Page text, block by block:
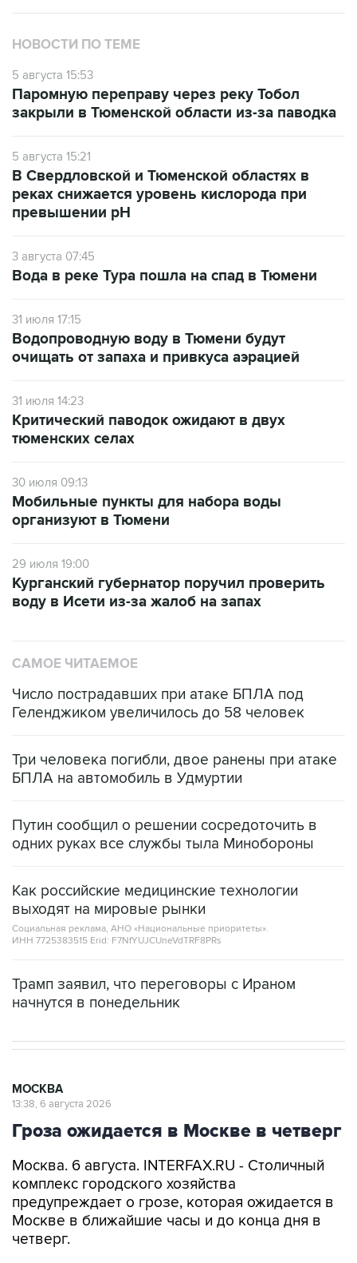
НОВОСТИ ПО ТЕМЕ
5 августа 15:53
Паромную переправу через реку Тобол
закрыли в Тюменской области из-за паводка
5 августа 15:21
В Свердловской и Тюменской областях в
реках снижается уровень кислорода при
превышении рН
3 августа 07:45
Вода в реке Тура пошла на спад в Тюмени
31 июля 17:15
Водопроводную воду в Тюмени будут
очищать от запаха и привкуса аэрацией
31 июля 14:23
Критический паводок ожидают в двух
тюменских селах
30 июля 09:13
Мобильные пункты для набора воды
организуют в Тюмени
29 июля 19:00
Курганский губернатор поручил проверить
воду в Исети из-за жалоб на запах
САМОЕ ЧИТАЕМОЕ
Число пострадавших при атаке БПЛА под
Геленджиком увеличилось до 58 человек
Три человека погибли, двое ранены при атаке
БПЛА на автомобиль в Удмуртии
Путин сообщил о решении сосредоточить в
одних руках все службы тыла Минобороны
Как российские медицинские технологии
выходят на мировые рынки
Социальная реклама, АНО «Национальные приоритеты».
ИНН 7725383515 Erid: F7NfYUJCUneVdTRF8PRs
Трамп заявил, что переговоры с Ираном
начнутся в понедельник
МОСКВА
13:38, 6 августа 2026
Гроза ожидается в Москве в четверг
Москва. 6 августа. INTERFAX.RU - Столичный
комплекс городского хозяйства
предупреждает о грозе, которая ожидается в
Москве в ближайшие часы и до конца дня в
четверг.